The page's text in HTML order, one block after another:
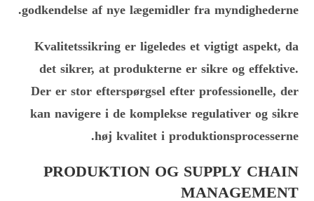
godkendelse af nye lægemidler fra myndighederne.
Kvalitetssikring er ligeledes et vigtigt aspekt, da
det sikrer, at produkterne er sikre og effektive.
Der er stor efterspørgsel efter professionelle, der
kan navigere i de komplekse regulativer og sikre
høj kvalitet i produktionsprocesserne.
PRODUKTION OG SUPPLY CHAIN
MANAGEMENT